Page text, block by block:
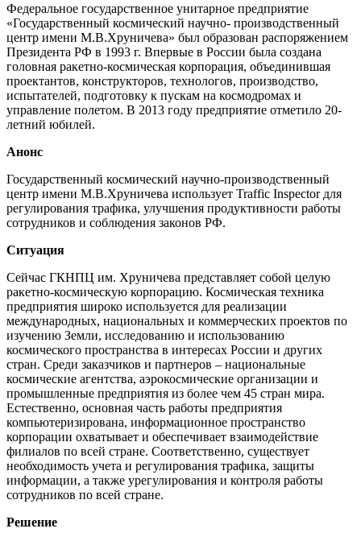
Федеральное государственное унитарное предприятие
«Государственный космический научно- производственный
центр имени М.В.Хруничева» был образован распоряжением
Президента РФ в 1993 г. Впервые в России была создана
головная ракетно-космическая корпорация, объединившая
проектантов, конструкторов, технологов, производство,
испытателей, подготовку к пускам на космодромах и
управление полетом. В 2013 году предприятие отметило 20-
летний юбилей.
Анонс
Государственный космический научно-производственный
центр имени М.В.Хруничева использует Traffic Inspector для
регулирования трафика, улучшения продуктивности работы
сотрудников и соблюдения законов РФ.
Ситуация
Сейчас ГКНПЦ им. Хруничева представляет собой целую
ракетно-космическую корпорацию. Космическая техника
предприятия широко используется для реализации
международных, национальных и коммерческих проектов по
изучению Земли, исследованию и использованию
космического пространства в интересах России и других
стран. Среди заказчиков и партнеров – национальные
космические агентства, аэрокосмические организации и
промышленные предприятия из более чем 45 стран мира.
Естественно, основная часть работы предприятия
компьютеризирована, информационное пространство
корпорации охватывает и обеспечивает взаимодействие
филиалов по всей стране. Соответственно, существует
необходимость учета и регулирования трафика, защиты
информации, а также урегулирования и контроля работы
сотрудников по всей стране.
Решение